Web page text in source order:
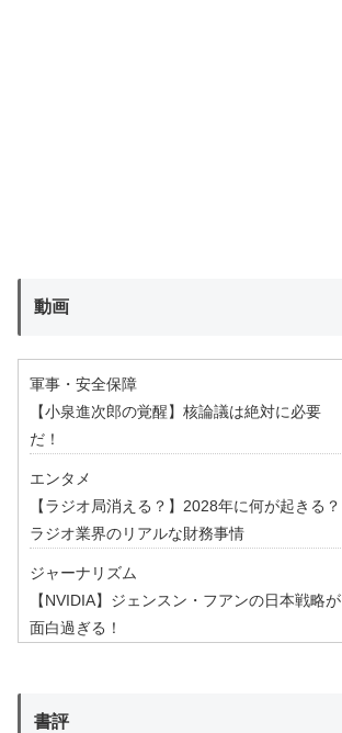
動画
軍事・安全保障
【小泉進次郎の覚醒】核論議は絶対に必要
だ！
エンタメ
【ラジオ局消える？】2028年に何が起きる？
ラジオ業界のリアルな財務事情
ジャーナリズム
【NVIDIA】ジェンスン・フアンの日本戦略が
面白過ぎる！
書評